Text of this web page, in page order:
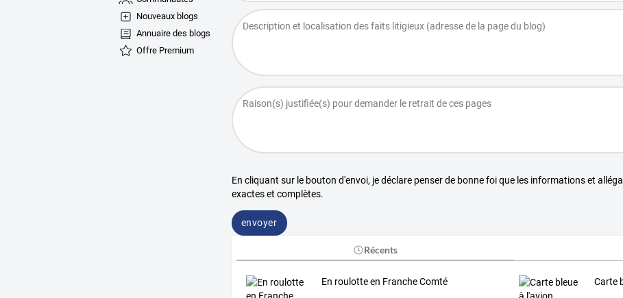
Nouveaux blogs
Annuaire des blogs
Offre Premium
En cliquant sur le bouton d'envoi, je déclare penser de bonne foi que les informations et
exactes et complètes.
envoyer
Récents
En roulotte en Franche Comté Carte